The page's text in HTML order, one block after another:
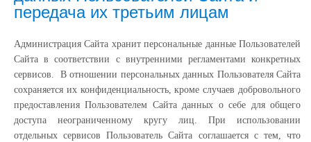
передача их третьим лицам
Администрация Сайта хранит персональные данные Пользователей
Сайта в соответствии с внутренними регламентами конкретных
сервисов. В отношении персональных данных Пользователя Сайта
сохраняется их конфиденциальность, кроме случаев добровольного
предоставления Пользователем Сайта данных о себе для общего
доступа неограниченному кругу лиц. При использовании
отдельных сервисов Пользователь Сайта соглашается с тем, что